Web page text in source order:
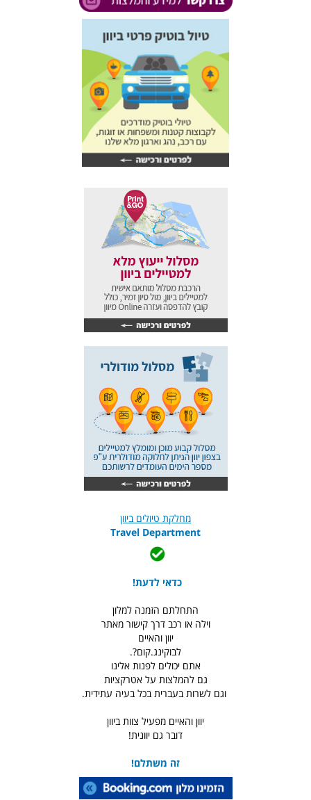
מחלקת טיולים ביוון
Travel Department
כדאי לדעת!
התחלתם הזמנה למלון
וילה או רכב דרך קישור מאתר
יוון והאיים
לבוקינג.קום?.
אתם יכולים לפנות אלינו
גם להמלצות על אטרקציות
וגם לשרות בעברית בכל בעיה עתידית.
יוון והאיים מפעיל צוות ביוון
דובר גם יוונית!
זה משתלם!